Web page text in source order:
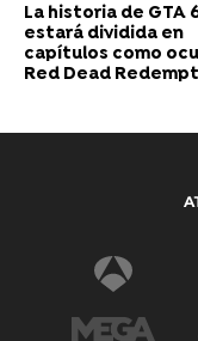
La historia de GTA
estará dividida en
capítulos como
Red Dead